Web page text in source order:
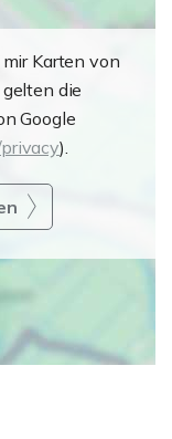
Karten von
die
Google
).